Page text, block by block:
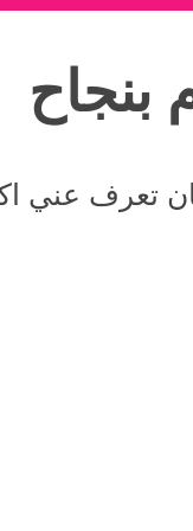
بنجاح
تعرف عني